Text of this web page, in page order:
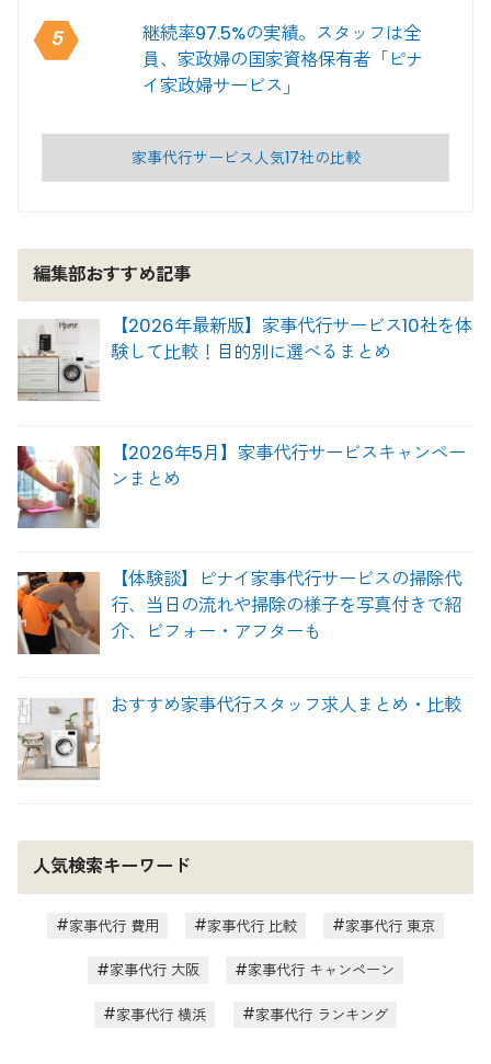
5
継続率97.5%の実績。スタッフは全
員、家政婦の国家資格保有者「ピナ
イ家政婦サービス」
家事代行サービス人気17社の比較
編集部おすすめ記事
【2026年最新版】家事代行サービス10社を体
験して比較！目的別に選べるまとめ
【2026年5月】家事代行サービスキャンペー
ンまとめ
【体験談】ピナイ家事代行サービスの掃除代
行、当日の流れや掃除の様子を写真付きで紹
介、ビフォー・アフターも
おすすめ家事代行スタッフ求人まとめ・比較
人気検索キーワード
家事代行 費用 家事代行 比較 家事代行 東京
家事代行 大阪 家事代行 キャンペーン
家事代行 横浜 家事代行 ランキング